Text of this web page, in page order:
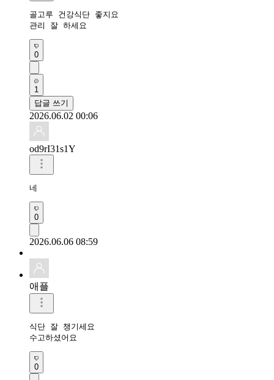
골고루 건강식단 좋지요
관리 잘 하세요
0
1
답글 쓰기
2026.06.02 00:06
od9rI31s1Y
네
0
2026.06.06 08:59
애플
식단 잘 챙기세요
수고하셨어요
0